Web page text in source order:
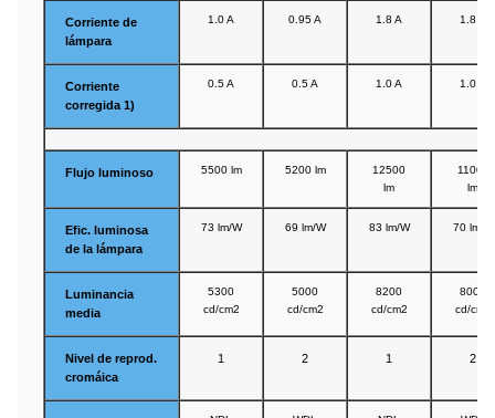
Corriente de
lámpara
1.0 A 0.95 A 1.8 A 1.8 A
Corriente
corregida 1)
0.5 A 0.5 A 1.0 A 1.0 A
Flujo luminoso 5500 lm 5200 lm
12500
lm
11000
lm
Efic. luminosa
de la lámpara
73 lm/W 69 lm/W 83 lm/W 70 lm/W
Luminancia
media
5300
cd/cm2
5000
cd/cm2
8200
cd/cm2
8000
cd/cm2
Nivel de reprod.
cromáica
1 2 1 2